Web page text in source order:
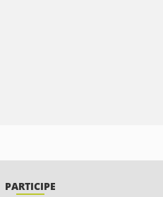
PARTICIPE